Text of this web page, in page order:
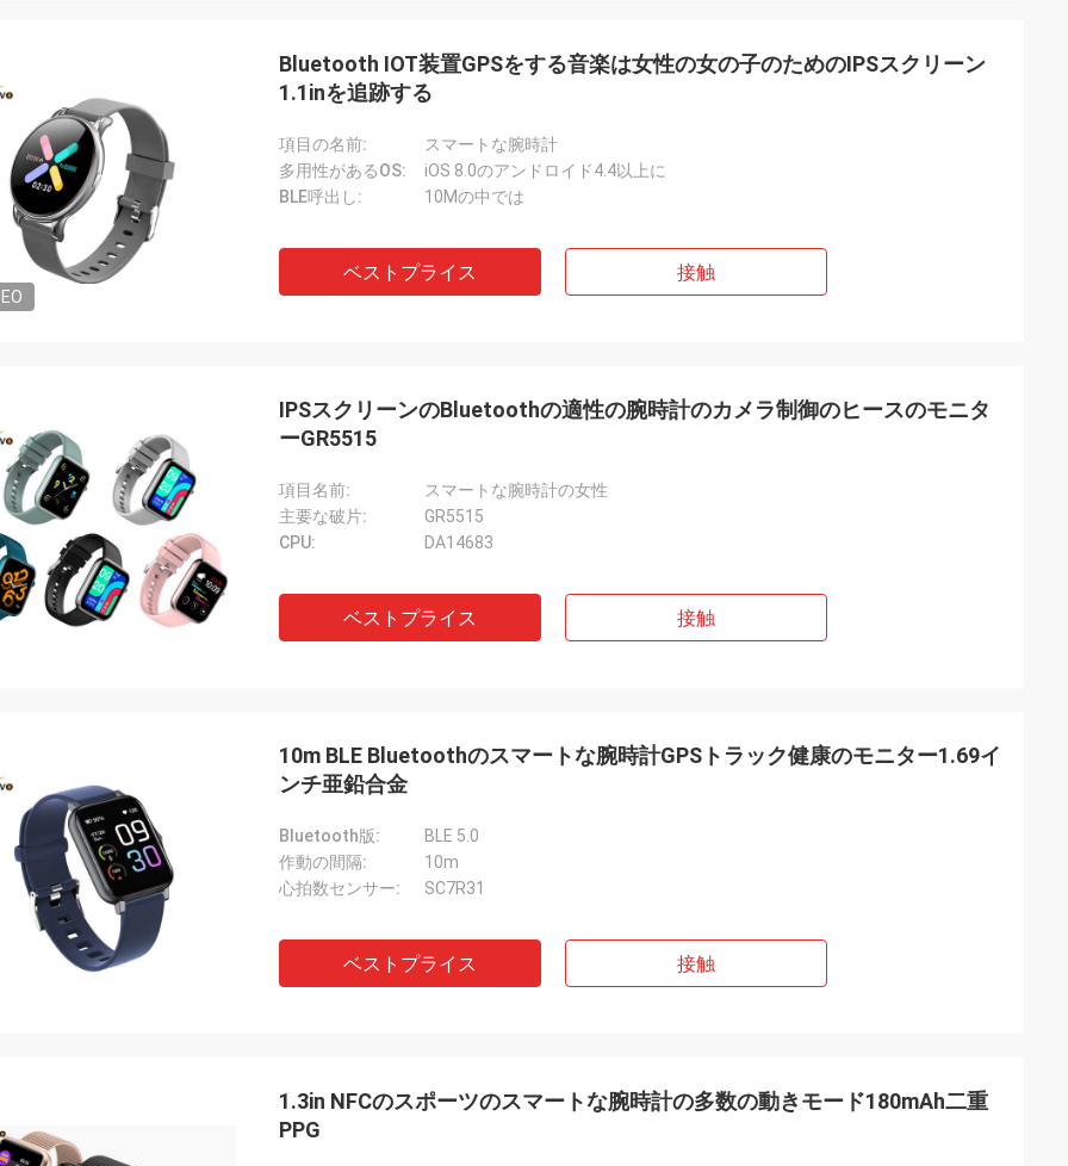
Bluetooth IOT装置GPSをする音楽は女性の女の子のためのIPSスクリーン
1.1inを追跡する
項目の名前:
スマートな腕時計
多用性があるOS:
iOS 8.0のアンドロイド4.4以上に
BLE呼出し:
10Mの中では
ベストプライス 接触
IPSスクリーンのBluetoothの適性の腕時計のカメラ制御のヒースのモニタ
ーGR5515
項目名前:
スマートな腕時計の女性
主要な破片:
GR5515
CPU:
DA14683
ベストプライス 接触
10m BLE Bluetoothのスマートな腕時計GPSトラック健康のモニター1.69イ
ンチ亜鉛合金
Bluetooth版:
BLE 5.0
作動の間隔:
10m
心拍数センサー:
SC7R31
ベストプライス 接触
1.3in NFCのスポーツのスマートな腕時計の多数の動きモード180mAh二重
PPG